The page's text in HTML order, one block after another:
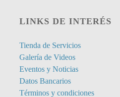
LINKS DE INTERÉS
Tienda de Servicios
Galería de Videos
Eventos y Noticias
Datos Bancarios
Términos y condiciones